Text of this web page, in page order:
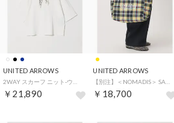
UNITED ARROWS
￥21,890
UNITED ARROWS
￥18,700